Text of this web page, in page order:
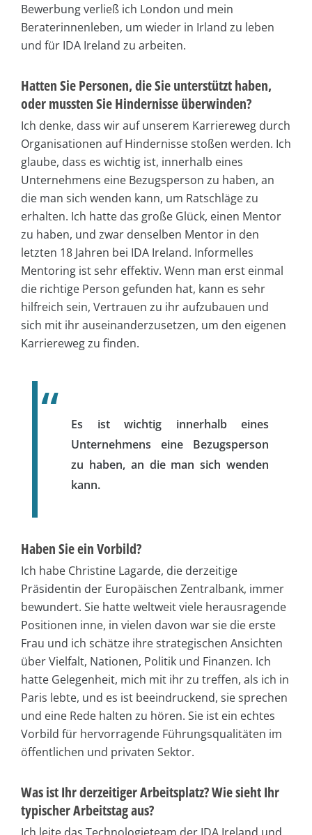
Bewerbung verließ ich London und mein
Beraterinnenleben, um wieder in Irland zu leben
und für IDA Ireland zu arbeiten.
Hatten Sie Personen, die Sie unterstützt haben,
oder mussten Sie Hindernisse überwinden?
Ich denke, dass wir auf unserem Karriereweg durch
Organisationen auf Hindernisse stoßen werden. Ich
glaube, dass es wichtig ist, innerhalb eines
Unternehmens eine Bezugsperson zu haben, an
die man sich wenden kann, um Ratschläge zu
erhalten. Ich hatte das große Glück, einen Mentor
zu haben, und zwar denselben Mentor in den
letzten 18 Jahren bei IDA Ireland. Informelles
Mentoring ist sehr effektiv. Wenn man erst einmal
die richtige Person gefunden hat, kann es sehr
hilfreich sein, Vertrauen zu ihr aufzubauen und
sich mit ihr auseinanderzusetzen, um den eigenen
Karriereweg zu finden.
Es ist wichtig innerhalb eines
Unternehmens eine Bezugsperson
zu haben, an die man sich wenden
kann.
Haben Sie ein Vorbild?
Ich habe Christine Lagarde, die derzeitige
Präsidentin der Europäischen Zentralbank, immer
bewundert. Sie hatte weltweit viele herausragende
Positionen inne, in vielen davon war sie die erste
Frau und ich schätze ihre strategischen Ansichten
über Vielfalt, Nationen, Politik und Finanzen. Ich
hatte Gelegenheit, mich mit ihr zu treffen, als ich in
Paris lebte, und es ist beeindruckend, sie sprechen
und eine Rede halten zu hören. Sie ist ein echtes
Vorbild für hervorragende Führungsqualitäten im
öffentlichen und privaten Sektor.
Was ist Ihr derzeitiger Arbeitsplatz? Wie sieht Ihr
typischer Arbeitstag aus?